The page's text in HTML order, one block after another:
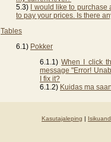
5.3)
I would like to
to pay your prices. Is there
Tables
6.1) Pokker
6.1.1)When I click
message "Error!
I fix it?
6.1.2) Kuidas ma
Kasutajaleping |